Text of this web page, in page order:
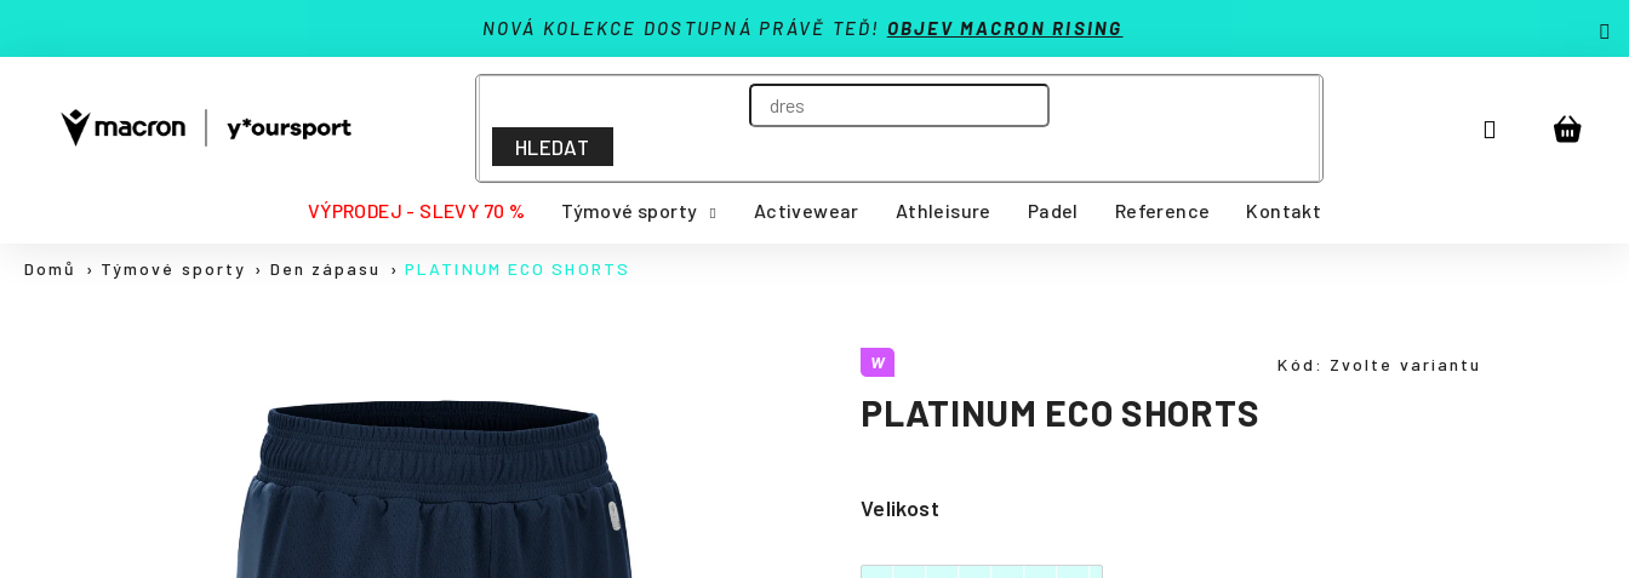
obsah
NOVÁ KOLEKCE DOSTUPNÁ PRÁVĚ TEĎ! OBJEV MACRON RISING
HLEDAT
Přihlášení
VÝPRODEJ - SLEVY 70 % Týmové sporty Activewear Athleisure Padel Reference Kontakt
Domů Týmové sporty Den zápasu PLATINUM ECO SHORTS
PLATINUM ECO SHORTS
Velikost
W Kód: Zvolte variantu
Zpět
obchodu
Zpět
obchodu